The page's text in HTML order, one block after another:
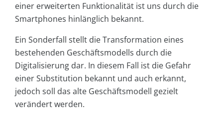
einer erweiterten Funktionalität ist uns durch die
Smartphones hinlänglich bekannt.
Ein Sonderfall stellt die Transformation eines
bestehenden Geschäftsmodells durch die
Digitalisierung dar. In diesem Fall ist die Gefahr
einer Substitution bekannt und auch erkannt,
jedoch soll das alte Geschäftsmodell gezielt
verändert werden.